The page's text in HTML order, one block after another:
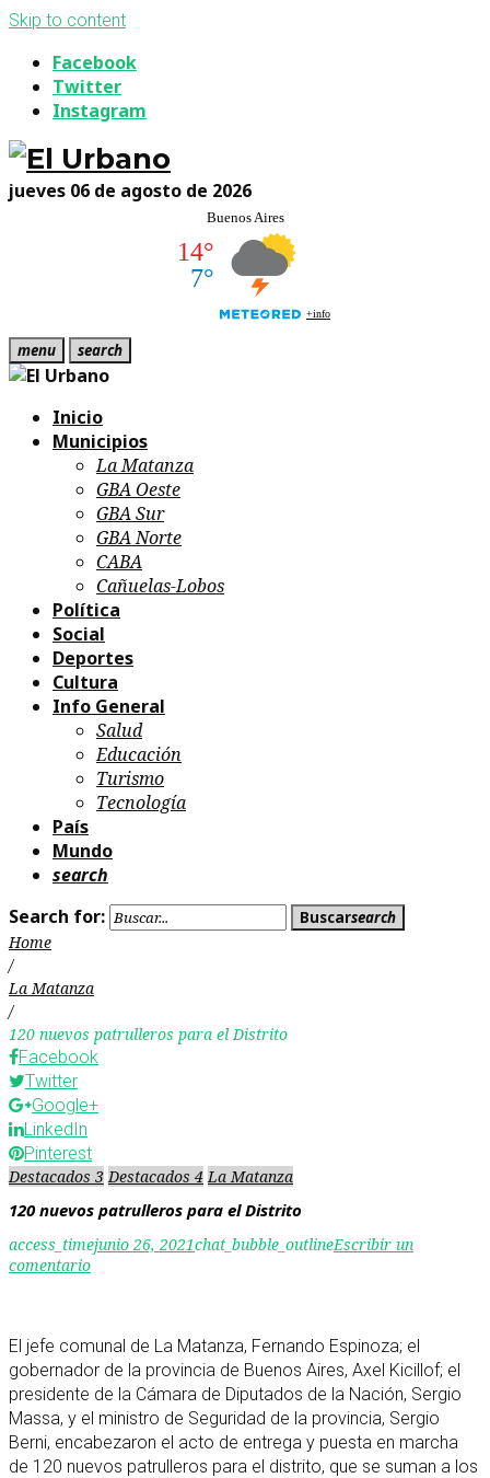
Skip to content
Facebook
Twitter
Instagram
jueves 06 de agosto de 2026
menu search
Inicio
Municipios
La Matanza
GBA Oeste
GBA Sur
GBA Norte
CABA
Cañuelas-Lobos
Política
Social
Deportes
Cultura
Info General
Salud
Educación
Turismo
Tecnología
País
Mundo
search
Search for:
Buscarsearch
Home
/
La Matanza
/
120 nuevos patrulleros para el Distrito
Facebook
Twitter
Google+
LinkedIn
Pinterest
Destacados 3 Destacados 4 La Matanza
120 nuevos patrulleros para el Distrito
access_timejunio 26, 2021chat_bubble_outlineEscribir un
comentario
El jefe comunal de La Matanza, Fernando Espinoza; el
gobernador de la provincia de Buenos Aires, Axel Kicillof; el
presidente de la Cámara de Diputados de la Nación, Sergio
Massa, y el ministro de Seguridad de la provincia, Sergio
Berni, encabezaron el acto de entrega y puesta en marcha
de 120 nuevos patrulleros para el distrito, que se suman a los